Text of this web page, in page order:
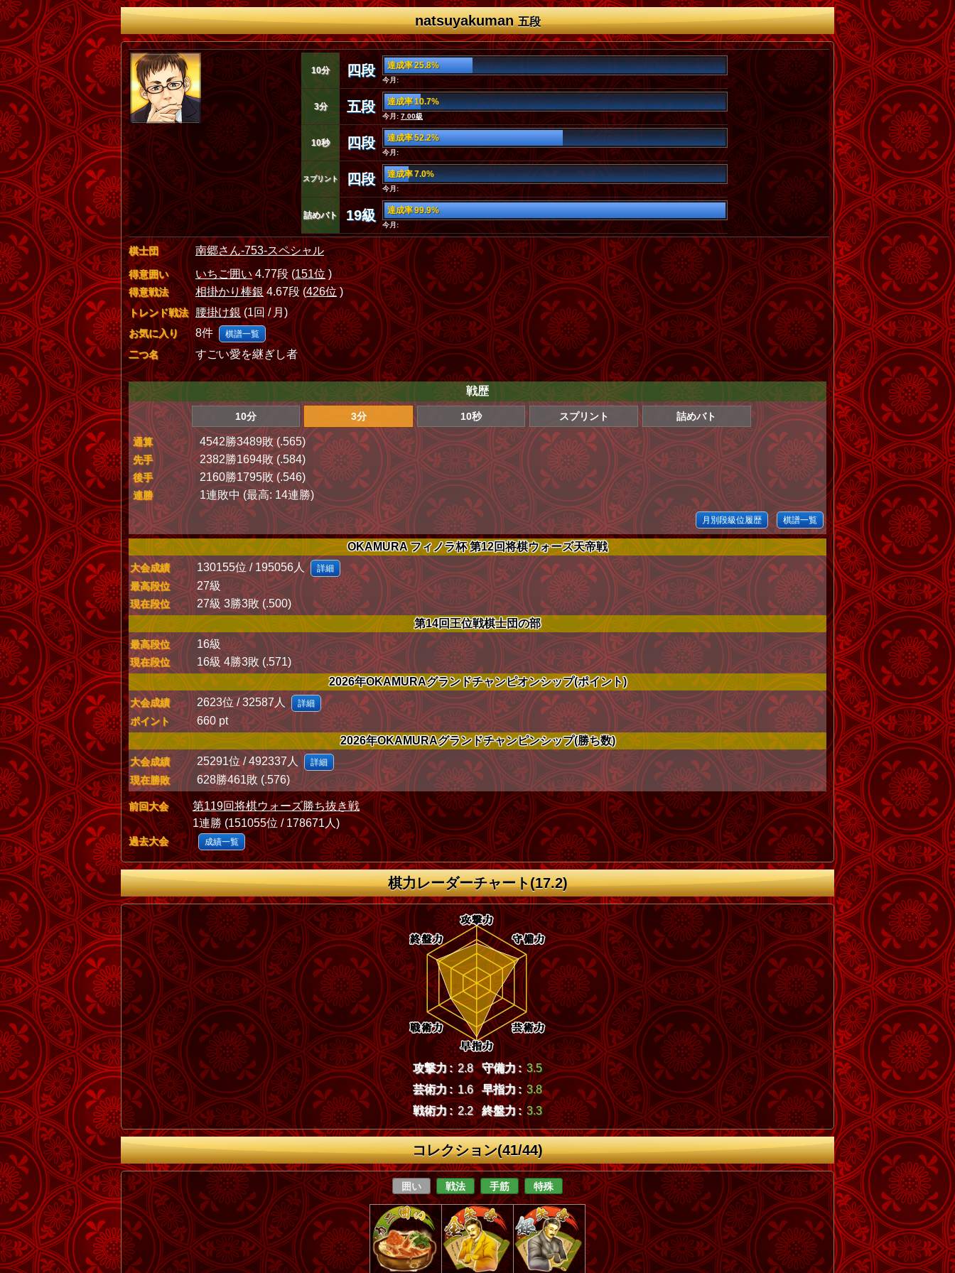
natsuyakuman五段
10分 四段 達成率 25.8%
今月:
3分 五段 達成率 10.7%
今月: 7.00級
10秒 四段 達成率 52.2%
今月:
スプリント 四段 達成率 7.0%
今月:
詰めバト 19級 達成率 99.9%
今月:
棋士団 南郷さん-753-スペシャル
得意囲い いちご囲い4.77段 (151位)
得意戦法 相掛かり棒銀4.67段 (426位)
トレンド戦法 腰掛け銀(1回 / 月)
お気に入り 8件 棋譜一覧
二つ名 すごい愛を継ぎし者
戦歴
10分 3分 10秒 スプリント 詰めバト
通算 4542勝3489敗 (.565)
先手 2382勝1694敗 (.584)
後手 2160勝1795敗 (.546)
連勝 1連敗中 (最高: 14連勝)
月別段級位履歴 棋譜一覧
OKAMURA フィノラ杯 第12回将棋ウォーズ天帝戦
大会成績 130155位 / 195056人 詳細
最高段位 27級
現在段位
27級 3勝3敗 (.500)
第14回王位戦棋士団の部
最高段位 16級
現在段位
16級 4勝3敗 (.571)
2026年OKAMURAグランドチャンピオンシップ(ポイント)
大会成績 2623位 / 32587人 詳細
ポイント
660 pt
2026年OKAMURAグランドチャンピンシップ(勝ち数)
大会成績 25291位 / 492337人 詳細
現在勝敗 628勝461敗 (.576)
前回大会
第119回将棋ウォーズ勝ち抜き戦
1連勝 (151055位 / 178671人)
過去大会 成績一覧
棋力レーダーチャート(17.2)
攻撃力 : 2.8 守備力 : 3.5
芸術力 : 1.6 早指力 : 3.8
戦術力 : 2.2 終盤力 : 3.3
コレクション(41/44)
囲い 戦法 手筋 特殊